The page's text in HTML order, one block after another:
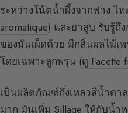
ระหว่างโน้ตน้ำผึ้งจากฟาง ไ
aromatique) และยาสูบ รับรู้ถึ
ของมันเผ็ดด้วย มีกลิ่นผลไม้เ
โดยเฉพาะลูกพรุน (ดู Facette
เป็นผลิตภัณฑ์กึ่งเหลวสีน้ำตา
มาก มันเพิ่ม Sillage ให้กับน้ำ